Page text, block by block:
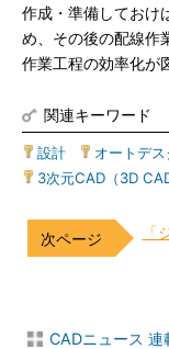
作成・準備しておけ
め、その後の配線作
作業工程の効率化が
関連キーワード
設計 オートデス
3次元CAD（3D CAD
CADニュース 連